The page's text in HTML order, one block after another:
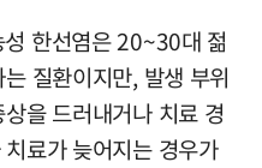
한선염은 20~30대 젊
질환이지만, 발생 부위
을 드러내거나 치료 경
료가 늦어지는 경우가